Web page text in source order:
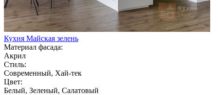
Кухня Майская зелень
Материал фасада:
Акрил
Стиль:
Современный, Хай-тек
Цвет:
Белый, Зеленый, Салатовый